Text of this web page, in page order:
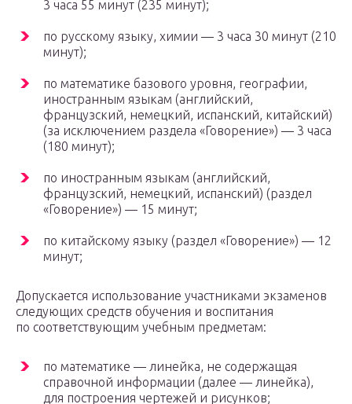
3 часа 55 минут (235 минут);
по русскому языку, химии — 3 часа 30 минут (210
минут);
по математике базового уровня, географии,
иностранным языкам (английский,
французский, немецкий, испанский, китайский)
(за исключением раздела «Говорение») — 3 часа
(180 минут);
по иностранным языкам (английский,
французский, немецкий, испанский) (раздел
«Говорение») — 15 минут;
по китайскому языку (раздел «Говорение») — 12
минут;
Допускается использование участниками экзаменов
следующих средств обучения и воспитания
по соответствующим учебным предметам:
по математике — линейка, не содержащая
справочной информации (далее — линейка),
для построения чертежей и рисунков;